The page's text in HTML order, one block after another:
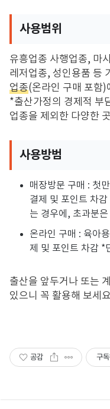
사용범위
유흥업종 사행업종, 마
레저업종, 성인용품 등
업종(온라인 구매 포함)
*출산가정의 경제적 부
업종을 제외한 다양한
사용방범
매장방문 구매 : 첫
결제 및 포인트 차
는 경우에, 초과분
온라인 구매 : 육아
제 및 포인트 차감 *
출산을 앞두거나 또는
있으니 꼭 활용해 보세
공감 구독